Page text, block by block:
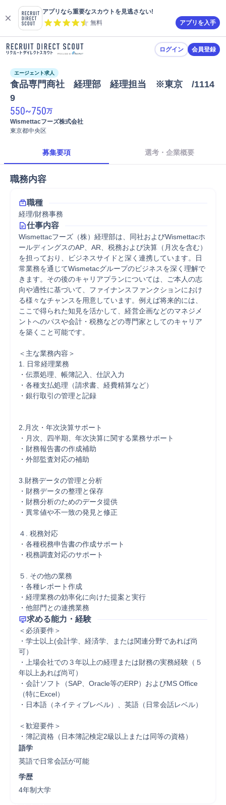
アプリなら重要なスカウトを見逃さない!
無料
アプリを入手
ログイン 会員登録
エージェント求人
食品専門商社　経理部　経理担当　※東京　/1114
9
550~750万
Wismettacフーズ株式会社
東京都中央区
募集要項 選考・企業概要
職務内容
職種
経理/財務事務
仕事内容
Wismettacフーズ（株）経理部は、同社およびWismettacホ
ールディングスのAP、AR、税務および決算（月次を含む）
を担っており、ビジネスサイドと深く連携しています。日
常業務を通じてWismetacグループのビジネスを深く理解で
きます。その後のキャリアプランについては、ご本人の志
向や適性に基づいて、ファイナンスファンクションにおけ
る様々なチャンスを用意しています。例えば将来的には、
ここで得られた知見を活かして、経営企画などのマネジメ
ントへのパスや会計・税務などの専門家としてのキャリア
を築くこと可能です。
＜主な業務内容＞
1. 日常経理業務
・伝票処理、帳簿記入、仕訳入力
・各種支払処理（請求書、経費精算など）
・銀行取引の管理と記録
2.月次・年次決算サポート
・月次、四半期、年次決算に関する業務サポート
・財務報告書の作成補助
・外部監査対応の補助
3.財務データの管理と分析
・財務データの整理と保存
・財務分析のためのデータ提供
・異常値や不一致の発見と修正
４. 税務対応
・各種税務申告書の作成サポート
・税務調査対応のサポート
５. その他の業務
・各種レポート作成
・経理業務の効率化に向けた提案と実行
・他部門との連携業務
求める能力・経験
＜必須要件＞
・学士以上(会計学、経済学、または関連分野であれば尚
可）
・上場会社での３年以上の経理または財務の実務経験（５
年以上あれば尚可）
・会計ソフト（SAP、Oracle等のERP）およびMS Office
（特にExcel）
・日本語（ネイティブレベル）、英語（日常会話レベル）
＜歓迎要件＞
・簿記資格（日本簿記検定2級以上または同等の資格）
語学
英語で日常会話が可能
学歴
4年制大学